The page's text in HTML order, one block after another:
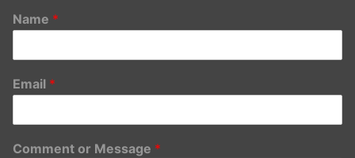
Name *
Email *
Comment or Message *